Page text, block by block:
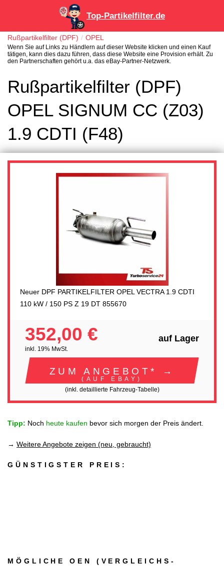
Top-Partikelfilter.de
Rußpartikelfilter (DPF) OPEL
Wenn Sie auf Links zu Händlern auf dieser Website klicken und einen Kauf
tätigen, kann dies dazu führen, dass diese Website eine Provision erhält. Zu
den Partnerschaften gehört u.a. das eBay-Partner-Netzwerk.
Rußpartikelfilter (DPF)
OPEL SIGNUM CC (Z03)
1.9 CDTI (F48)
Neuer DPF PARTIKELFILTER OPEL VECTRA 1.9 CDTI
110 kW / 150 PS Z 19 DT 855670
352,00 €
inkl. 19% MwSt.
auf Lager
ZUM ANGEBOT* →
(AUF EBAY)
(inkl. detaillierte Fahrzeug-Tabelle)
Tipp: Noch heute kaufen bevor sich morgen der Preis ändert.
→ Weitere Angebote zeigen (neu, gebraucht)
GÜNSTIGSTER PREIS:
MÖGLICHE OEN (VERGLEICHS­